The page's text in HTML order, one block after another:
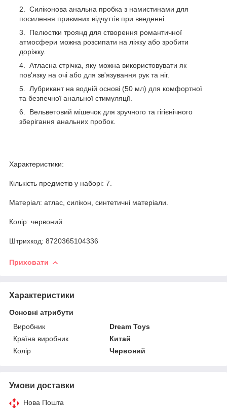
Силіконова анальна пробка з намистинами для
посилення приємних відчуттів при введенні.
Пелюстки троянд для створення романтичної
атмосфери можна розсипати на ліжку або зробити
доріжку.
Атласна стрічка, яку можна використовувати як
пов'язку на очі або для зв'язування рук та ніг.
Лубрикант на водній основі (50 мл) для комфортної
та безпечної анальної стимуляції.
Вельветовий мішечок для зручного та гігієнічного
зберігання анальних пробок.
Характеристики:
Кількість предметів у наборі: 7.
Матеріал: атлас, силікон, синтетичні матеріали.
Колір: червоний.
Штрихкод: 8720365104336
Приховати
Характеристики
Основні атрибути
Виробник
Dream Toys
Країна виробник
Китай
Колір
Червоний
Умови доставки
Нова Пошта